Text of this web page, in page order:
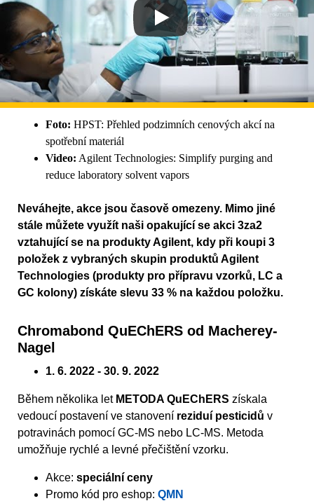
Foto: HPST: Přehled podzimních cenových akcí na
spotřební materiál
Video: Agilent Technologies: Simplify purging and
reduce laboratory solvent vapors
Neváhejte, akce jsou časově omezeny. Mimo jiné
stále můžete využít naši opakující se akci 3za2
vztahující se na produkty Agilent, kdy při koupi 3
položek z vybraných skupin produktů Agilent
Technologies (produkty pro přípravu vzorků, LC a
GC kolony) získáte slevu 33 % na každou položku.
Chromabond QuEChERS od Macherey-
Nagel
1. 6. 2022 - 30. 9. 2022
Během několika let METODA QuEChERS získala
vedoucí postavení ve stanovení reziduí pesticidů v
potravinách pomocí GC-MS nebo LC-MS. Metoda
umožňuje rychlé a levné přečištění vzorku.
Akce: speciální ceny
Promo kód pro eshop: QMN